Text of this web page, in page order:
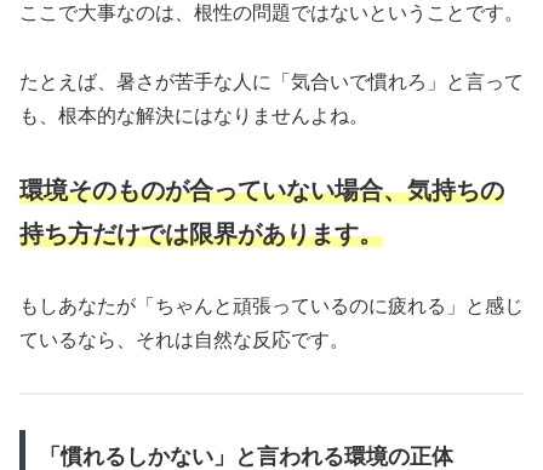
ここで大事なのは、根性の問題ではないということです。
たとえば、暑さが苦手な人に「気合いで慣れろ」と言って
も、根本的な解決にはなりませんよね。
環境そのものが合っていない場合、気持ちの
持ち方だけでは限界があります。
もしあなたが「ちゃんと頑張っているのに疲れる」と感じ
ているなら、それは自然な反応です。
「慣れるしかない」と言われる環境の正体